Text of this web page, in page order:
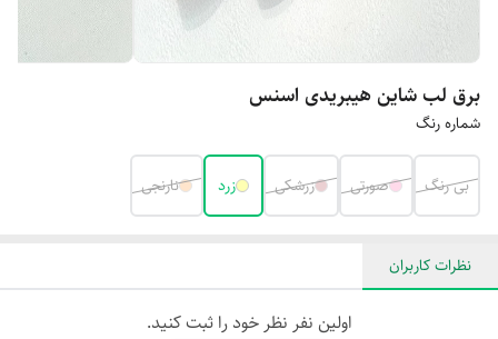
برق لب شاین هیبریدی اسنس
شماره رنگ
بی رنگ صورتی زرشکی زرد نارنجی
نظرات کاربران
اولین نفر نظر خود را ثبت کنید.